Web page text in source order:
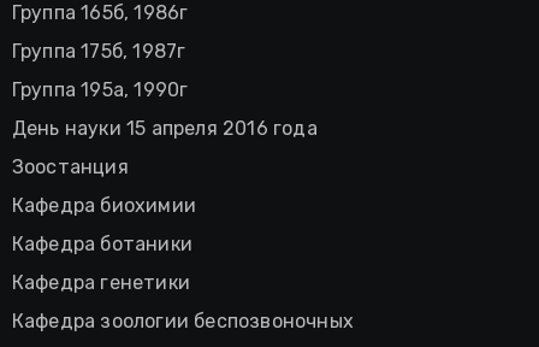
Группа 165б, 1986г
Группа 175б, 1987г
Группа 195а, 1990г
День науки 15 апреля 2016 года
Зоостанция
Кафедра биохимии
Кафедра ботаники
Кафедра генетики
Кафедра зоологии беспозвоночных